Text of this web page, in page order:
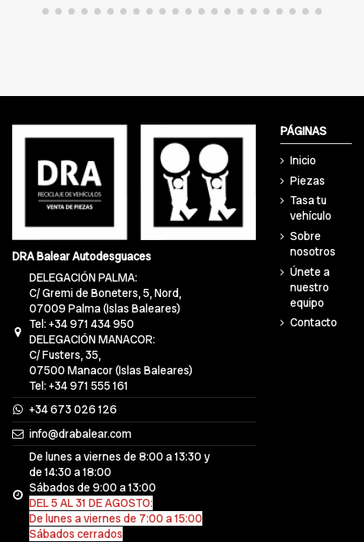
DRA Balear Autodesguaces
DELEGACIÓN PALMA:
C/ Gremi de Boneters, 5, Nord,
07009 Palma (Islas Baleares)
Tel: +34 971 434 950
DELEGACIÓN MANACOR:
C/ Fusters, 35,
07500 Manacor (Islas Baleares)
Tel: +34 971 555 161
+34 673 026 126
info@drabalear.com
De lunes a viernes de 8:00 a 13:30 y
de 14:30 a 18:00
Sábados de 9:00 a 13:00
DEL 5 AL 31 DE AGOSTO:
De lunes a viernes de 7:00 a 15:00
Sábados cerrados
PÁGINAS
Inicio
Piezas
Tasa tu
vehículo
Sobre
nosotros
Únete a
nuestro
equipo
Contacto